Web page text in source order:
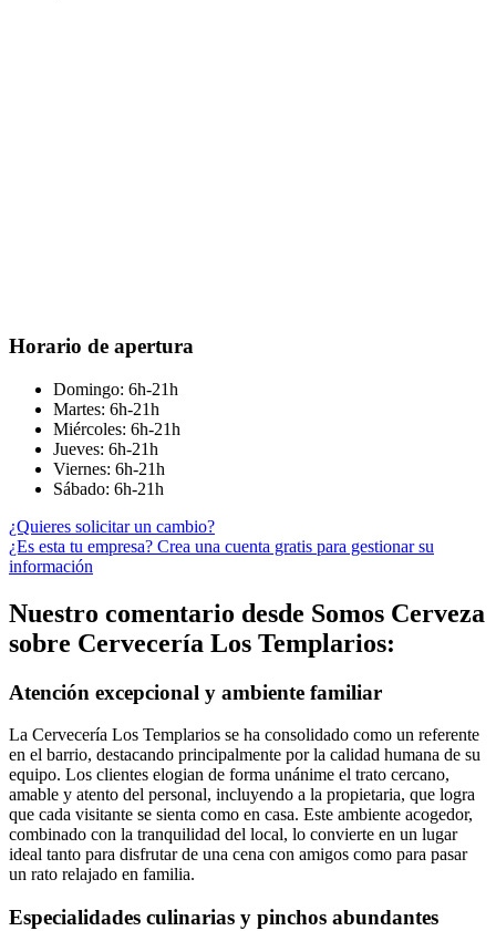
Horario de apertura
Domingo: 6h-21h
Martes: 6h-21h
Miércoles: 6h-21h
Jueves: 6h-21h
Viernes: 6h-21h
Sábado: 6h-21h
¿Quieres solicitar un cambio?
¿Es esta tu empresa? Crea una cuenta gratis para gestionar su
información
Nuestro comentario desde Somos Cerveza
sobre Cervecería Los Templarios:
Atención excepcional y ambiente familiar
La Cervecería Los Templarios se ha consolidado como un referente
en el barrio, destacando principalmente por la calidad humana de su
equipo. Los clientes elogian de forma unánime el trato cercano,
amable y atento del personal, incluyendo a la propietaria, que logra
que cada visitante se sienta como en casa. Este ambiente acogedor,
combinado con la tranquilidad del local, lo convierte en un lugar
ideal tanto para disfrutar de una cena con amigos como para pasar
un rato relajado en familia.
Especialidades culinarias y pinchos abundantes